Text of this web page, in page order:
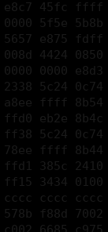
0000 0000
2338 5c24
a8ee ffff
ffd0 eb2e
ff38 5c24
78ee ffff
ffd1 385c
ff15 3434
cccc
578b f88d
c002 6685
66d1 e80f
5e83 c408
8d04 4176